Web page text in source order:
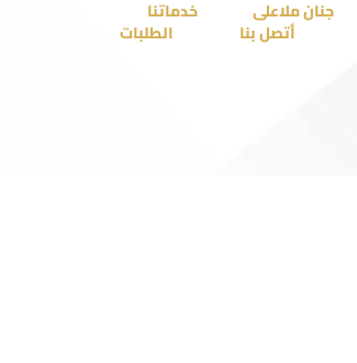
جنان ملاعلى خدماتنا
أتصل بنا الطلبات